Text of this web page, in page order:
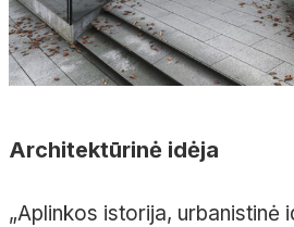
Architektūrinė idėja
„Aplinkos istorija, urbanistinė